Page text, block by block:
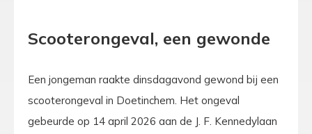
Scooterongeval, een gewonde
Een jongeman raakte dinsdagavond gewond bij een
scooterongeval in Doetinchem. Het ongeval
gebeurde op 14 april 2026 aan de J. F. Kennedylaan